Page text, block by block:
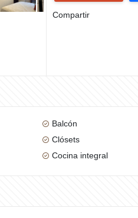
Compartir
Balcón
Clósets
Cocina integral